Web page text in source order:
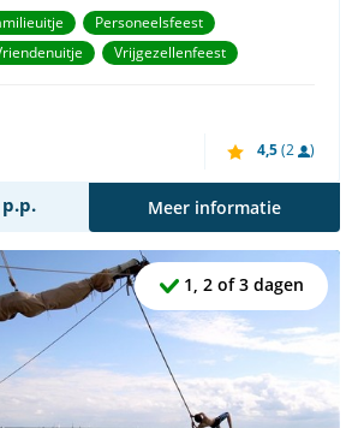
Personeelsfeest
Vrijgezellenfeest
4,5(2 )
Meer informatie
1, 2 of 3 dagen